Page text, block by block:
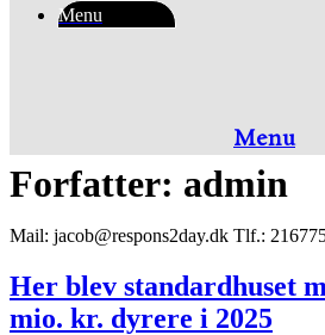
Menu
Menu
Forfatter: admin
Mail: jacob@respons2day.dk Tlf.:
Her blev standardhuset
mio. kr. dyrere i 2025